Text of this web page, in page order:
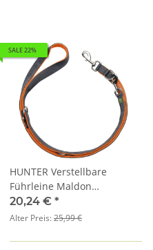
SALE 22%
HUNTER Verstellbare
Führleine Maldon
Orange/Grau
20,24 € *
Alter Preis:25,99 €